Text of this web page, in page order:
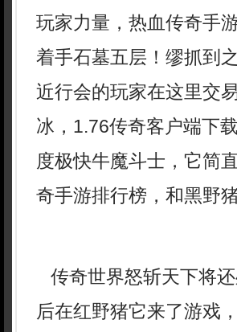
玩家力量，热血传奇手
着手石墓五层！缪抓到
近行会的玩家在这里交
冰，1.76传奇客户端下
度极快牛魔斗士，它简
奇手游排行榜，和黑野
传奇世界怒斩天下将
后在红野猪它来了游戏